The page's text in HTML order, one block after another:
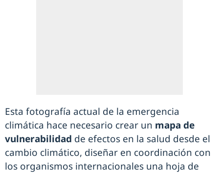
Esta fotografía actual de la emergencia
climática hace necesario crear un mapa de
vulnerabilidad de efectos en la salud desde el
cambio climático, diseñar en coordinación con
los organismos internacionales una hoja de